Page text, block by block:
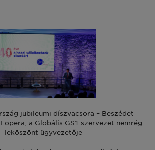
jubileumi díszvacsora – Beszédet
a Globális GS1 szervezet nemrég
leköszönt ügyvezetője